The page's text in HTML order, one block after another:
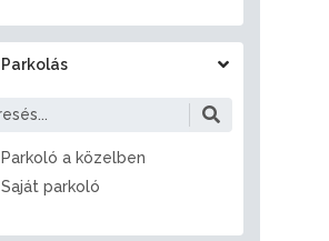
Balatonkenese
Balatonmagyaród
Balatonrendes
Balatonszabadi
Balatonszemes
Parkolás
Parkoló a közelben
Saját parkoló